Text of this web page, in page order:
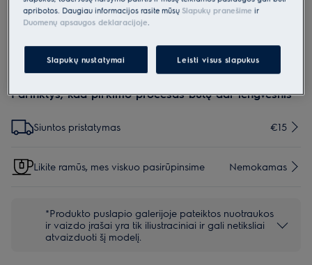
Šaldytuvų ir vyno šaldytuvų filtrai
Keičiami filtrai, kad jūsų šaldytuve ar vyno rūsyje būtų gaivus oras
Parinktys, kad pirkimo procesas būtų dar lengvesnis
Siuntos pristatymas €15
Likite ramūs, mes viskuo pasirūpinsime Nemokamas
*Produkto puslapio galerijoje pateiktos nuotraukos
ir vaizdo įrašai yra tik iliustraciniai ir gali netiksliai
atvaizduoti šį modelį.
apribotos. Daugiau informacijos rasite mūsų Slapukų pranešime ir
Duomenų apsaugos deklaracijoje.
Slapukų nustatymai Leisti visus slapukus